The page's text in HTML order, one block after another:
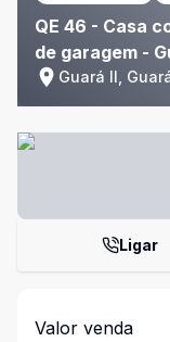
QE 46 - Casa
de garagem -
Guará II,
Ligar
Valor venda